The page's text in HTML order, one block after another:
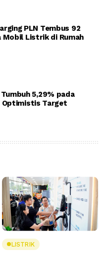
PLN Tembus 92
Mobil Listrik di Rumah
5,29% pada
Optimistis Target
LISTRIK